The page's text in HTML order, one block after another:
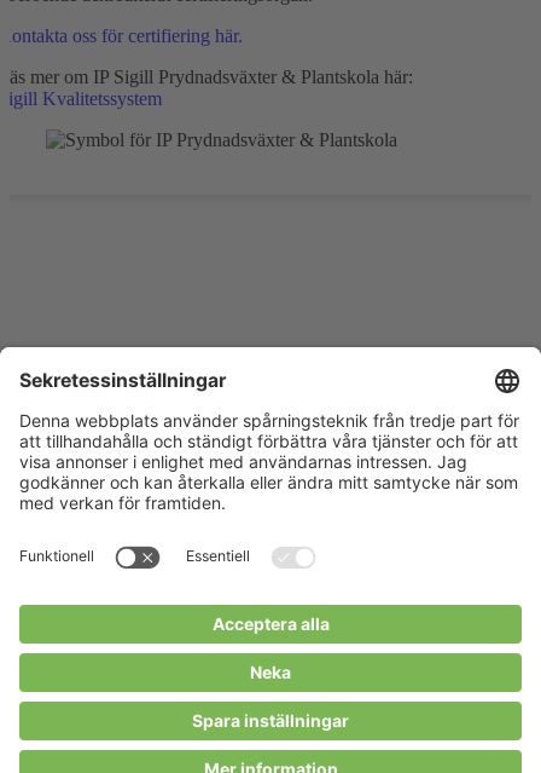
oss för certifiering här.
mer om IP Sigill Prydnadsväxter & Plantskola här:
Kvalitetssystem
© HS Certifiering AB 2024